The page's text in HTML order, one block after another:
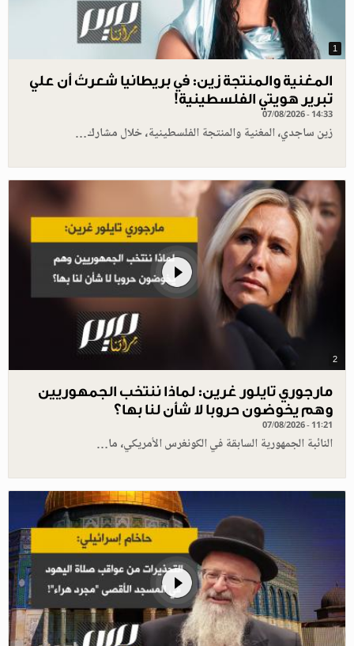
1
المغنية والمنتجة زين: في بريطانيا شعرتُ أن علي
تبرير هويتي الفلسطينية!
07/08/2026 - 14:33
زين ساجدي، المغنية والمنتجة الفلسطينية، خلال مشارك…
2
مارجوري تايلور غرين: لماذا ننتخب الجمهوريين
وهم يخوضون حروبا لا شأن لنا بها؟
07/08/2026 - 11:21
النائبة الجمهورية السابقة في الكونغرس الأمريكي، ما…